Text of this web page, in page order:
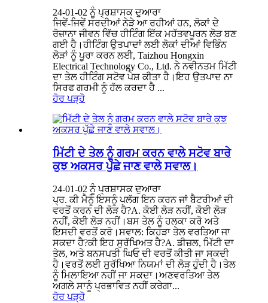
24-01-02 ਨੂੰ ਪ੍ਰਸ਼ਾਸਕ ਦੁਆਰਾ
ਜਿਵੇਂ-ਜਿਵੇਂ ਸਰਦੀਆਂ ਨੇੜੇ ਆ ਰਹੀਆਂ ਹਨ, ਲੋਕਾਂ ਦੇ
ਰੋਜ਼ਾਨਾ ਜੀਵਨ ਵਿੱਚ ਹੀਟਿੰਗ ਇੱਕ ਮਹੱਤਵਪੂਰਨ ਲੋੜ ਬਣ
ਗਈ ਹੈ।ਹੀਟਿੰਗ ਉਤਪਾਦਾਂ ਲਈ ਲੋਕਾਂ ਦੀਆਂ ਵਿਭਿੰਨ
ਲੋੜਾਂ ਨੂੰ ਪੂਰਾ ਕਰਨ ਲਈ, Taizhou Hongxin
Electrical Technology Co., Ltd. ਨੇ ਨਵੀਨਤਮ ਮਿੱਟੀ
ਦਾ ਤੇਲ ਹੀਟਿੰਗ ਸਟੋਵ ਪੇਸ਼ ਕੀਤਾ ਹੈ।ਇਹ ਉਤਪਾਦ ਨਾ
ਸਿਰਫ ਗਰਮੀ ਨੂੰ ਹੱਲ ਕਰਦਾ ਹੈ ...
ਹੋਰ ਪੜ੍ਹੋ
ਮਿੱਟੀ ਦੇ ਤੇਲ ਨੂੰ ਗਰਮ ਕਰਨ ਵਾਲੇ ਸਟੋਵ ਬਾਰੇ
ਕੁਝ ਅਕਸਰ ਪੁੱਛੇ ਜਾਣ ਵਾਲੇ ਸਵਾਲ।
24-01-02 ਨੂੰ ਪ੍ਰਸ਼ਾਸਕ ਦੁਆਰਾ
ਪ੍ਰ. ਕੀ ਮੈਨੂੰ ਇਸਨੂੰ ਪਲੱਗ ਇਨ ਕਰਨ ਜਾਂ ਬੈਟਰੀਆਂ ਦੀ
ਵਰਤੋਂ ਕਰਨ ਦੀ ਲੋੜ ਹੈ?A. ਕੋਈ ਲੋੜ ਨਹੀਂ, ਕੋਈ ਲੋੜ
ਨਹੀਂ, ਕੋਈ ਲੋੜ ਨਹੀਂ।ਬਸ ਤੇਲ ਨੂੰ ਹਲਕਾ ਕਰੋ ਅਤੇ
ਇਸਦੀ ਵਰਤੋਂ ਕਰੋ।ਸਵਾਲ: ਕਿਹੜਾ ਤੇਲ ਵਰਤਿਆ ਜਾ
ਸਕਦਾ ਹੈ?ਕੀ ਇਹ ਸੁਰੱਖਿਅਤ ਹੈ?A. ਡੀਜ਼ਲ, ਮਿੱਟੀ ਦਾ
ਤੇਲ, ਅਤੇ ਬਨਸਪਤੀ ਘਿਓ ਦੀ ਵਰਤੋਂ ਕੀਤੀ ਜਾ ਸਕਦੀ
ਹੈ।ਵਰਤੋਂ ਲਈ ਸੁਰੱਖਿਆ ਨਿਯਮਾਂ ਦੀ ਲੋੜ ਹੁੰਦੀ ਹੈ।ਤੇਲ
ਨੂੰ ਮਿਲਾਇਆ ਨਹੀਂ ਜਾ ਸਕਦਾ।ਅਣਵਰਤਿਆ ਤੇਲ
ਅਗਲੇ ਸਾਨੂੰ ਪ੍ਰਭਾਵਿਤ ਨਹੀਂ ਕਰੇਗਾ...
ਹੋਰ ਪੜ੍ਹੋ